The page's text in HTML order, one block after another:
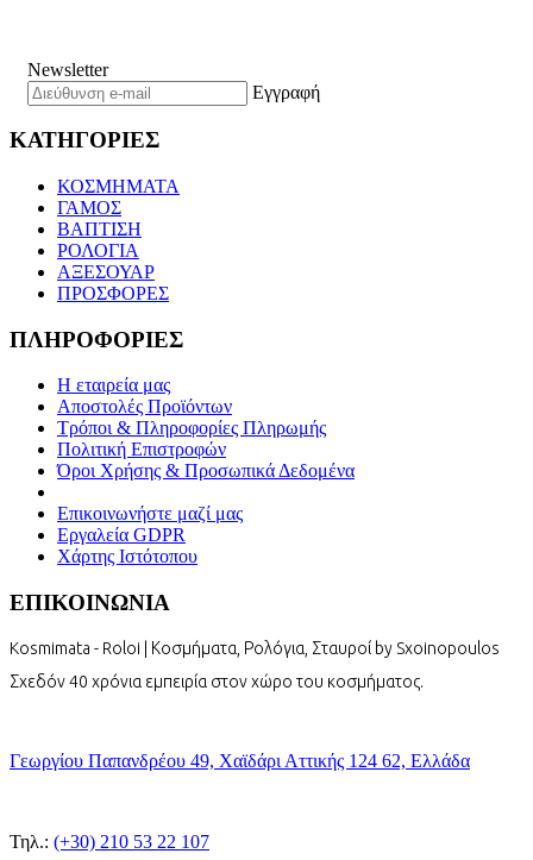
Newsletter
Εγγραφή
ΚΑΤΗΓΟΡΙΕΣ
ΚΟΣΜΗΜΑΤΑ
ΓΑΜΟΣ
ΒΑΠΤΙΣΗ
ΡΟΛΟΓΙΑ
ΑΞΕΣΟΥΑΡ
ΠΡΟΣΦΟΡΕΣ
ΠΛΗΡΟΦΟΡΙΕΣ
Η εταιρεία μας
Αποστολές Προϊόντων
Τρόποι & Πληροφορίες Πληρωμής
Πολιτική Επιστροφών
Όροι Χρήσης & Προσωπικά Δεδομένα
Επικοινωνήστε μαζί μας
Εργαλεία GDPR
Χάρτης Ιστότοπου
ΕΠΙΚΟΙΝΩΝΙΑ
Kosmimata - Roloi | Κοσμήματα, Ρολόγια, Σταυροί by Sxoinopoulos
Σχεδόν 40 χρόνια εμπειρία στον χώρο του κοσμήματος.
Γεωργίου Παπανδρέου 49, Χαϊδάρι Αττικής 124 62, Ελλάδα
Τηλ.: (+30) 210 53 22 107